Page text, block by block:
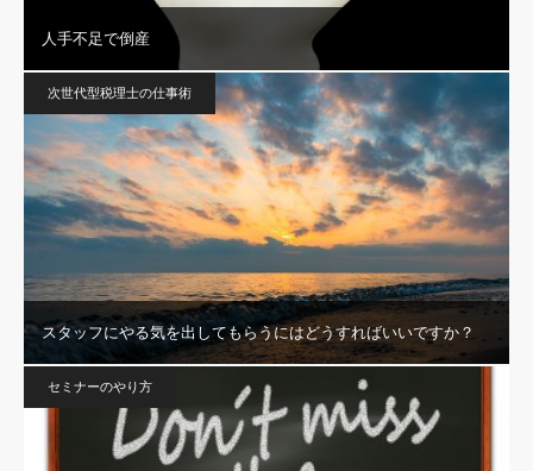
人手不足で倒産
次世代型税理士の仕事術
スタッフにやる気を出してもらうにはどうすればいいですか？
セミナーのやり方